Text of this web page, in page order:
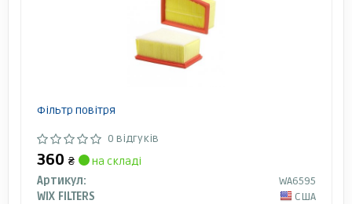
Фільтр повітря
0 відгуків
360 ₴
на складі
Артикул:
WA6595
WIX FILTERS
США